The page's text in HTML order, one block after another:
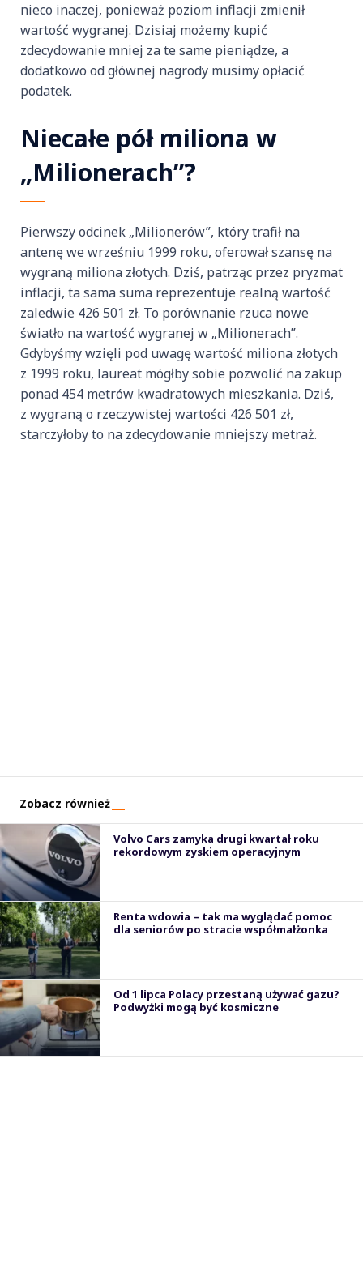
nieco inaczej, ponieważ poziom inflacji zmienił
wartość wygranej. Dzisiaj możemy kupić
zdecydowanie mniej za te same pieniądze, a
dodatkowo od głównej nagrody musimy opłacić
podatek.
Niecałe pół miliona w
„Milionerach”?
Pierwszy odcinek „Milionerów”, który trafił na
antenę we wrześniu 1999 roku, oferował szansę na
wygraną miliona złotych. Dziś, patrząc przez pryzmat
inflacji, ta sama suma reprezentuje realną wartość
zaledwie 426 501 zł. To porównanie rzuca nowe
światło na wartość wygranej w „Milionerach”.
Gdybyśmy wzięli pod uwagę wartość miliona złotych
z 1999 roku, laureat mógłby sobie pozwolić na zakup
ponad 454 metrów kwadratowych mieszkania. Dziś,
z wygraną o rzeczywistej wartości 426 501 zł,
starczyłoby to na zdecydowanie mniejszy metraż.
Zobacz również
Volvo Cars zamyka drugi kwartał roku
rekordowym zyskiem operacyjnym
Renta wdowia – tak ma wyglądać pomoc
dla seniorów po stracie współmałżonka
Od 1 lipca Polacy przestaną używać gazu?
Podwyżki mogą być kosmiczne